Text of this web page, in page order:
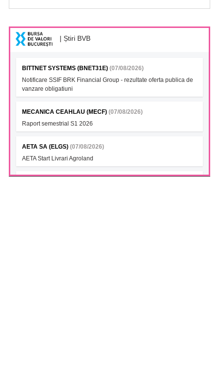
| Știri BVB
BITTNET SYSTEMS (BNET31E) (07/08/2026)
Notificare SSIF BRK Financial Group - rezultate oferta publica de
vanzare obligatiuni
MECANICA CEAHLAU (MECF) (07/08/2026)
Raport semestrial S1 2026
AETA SA (ELGS) (07/08/2026)
AETA Start Livrari Agroland